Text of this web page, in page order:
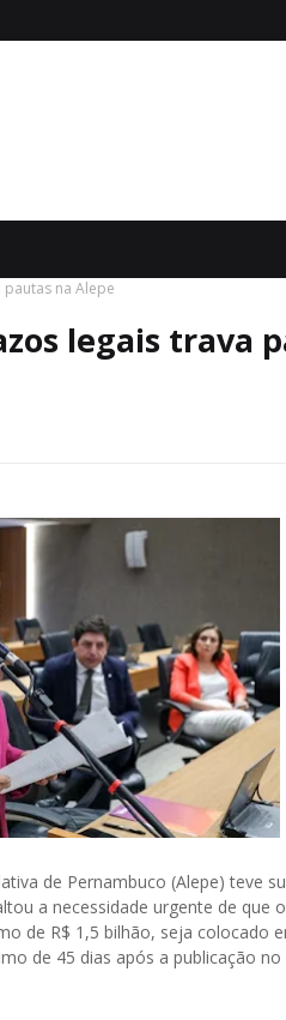
na Alepe
legais trava
de Pernambuco (Alepe) teve
a necessidade urgente de que
de R$ 1,5 bilhão, seja colocado
de 45 dias após a publicação